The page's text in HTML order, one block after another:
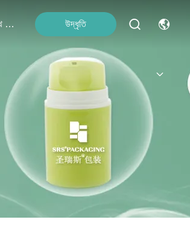
আমাদের সাথে যোগাযোগ উদ্ধৃতি